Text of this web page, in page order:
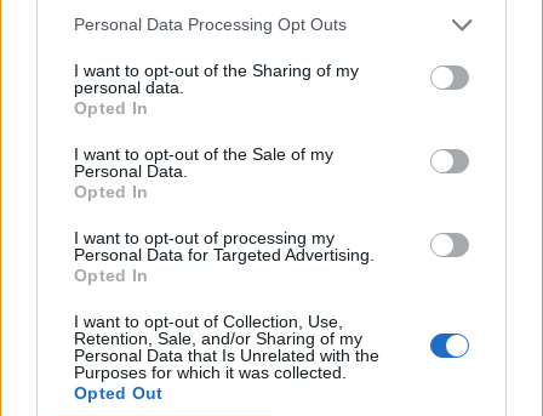
Personal Data Processing Opt Outs
I want to opt-out of the Sharing of my
personal data.
Opted In
I want to opt-out of the Sale of my
Personal Data.
Opted In
I want to opt-out of processing my
Personal Data for Targeted Advertising.
Opted In
I want to opt-out of Collection, Use,
Retention, Sale, and/or Sharing of my
Personal Data that Is Unrelated with the
Purposes for which it was collected.
Opted Out
aspetta che il suo impegno costante verso
l'ambiente venga riconosciuto attraverso
scelte sostenibili, ove possibile. Anche il
periodo di lutto verrà ridotto: inizierà alla
morte del re e durerà al massimo 11 giorni,
fino al giorno del suo funerale. Invece,
quando Elisabetta II morì, il periodo di lutto
reale continuò per un'altra settimana dopo il
suo funerale.